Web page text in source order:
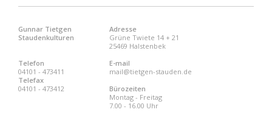
Gunnar Tietgen
Staudenkulturen
Adresse
Grüne Twiete 14 + 21
25469 Halstenbek
Telefon
04101 - 473411
Telefax
04101 - 473412
E-mail
mail@tietgen-stauden.de
Bürozeiten
Montag - Freitag
7.00 - 16.00 Uhr